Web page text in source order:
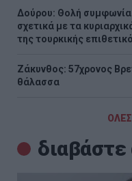
Δούρου: Θολή
σχετικά με τα
της τουρκικής
Ζάκυνθος: 57χρονος
θάλασσα
ΟΛΕΣ